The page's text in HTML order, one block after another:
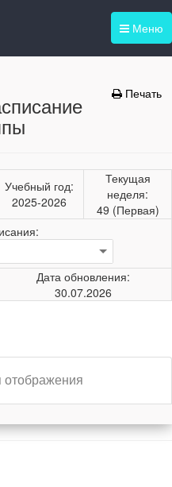
Меню
Печать
Учебный год:
2025-2026
Текущая
неделя:
49 (Первая)
Дата обновления:
30.07.2026
отображения